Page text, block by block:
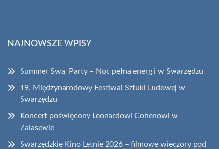
NAJNOWSZE WPISY
Summer Swaj Party – Noc pełna energii w Swarzędzu
19. Międzynarodowy Festiwal Sztuki Ludowej w
Swarzędzu
Koncert poświęcony Leonardowi Cohenowi w
Zalasewie
Swarzędzkie Kino Letnie 2026 – filmowe wieczory pod